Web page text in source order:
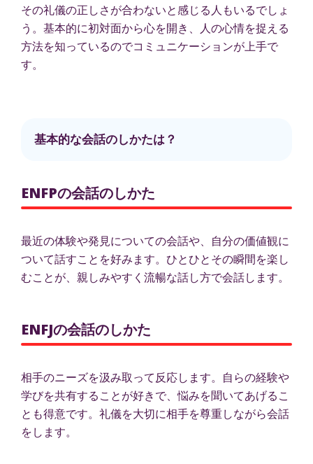
その礼儀の正しさが合わないと感じる人もいるでしょ
う。基本的に初対面から心を開き、人の心情を捉える
方法を知っているのでコミュニケーションが上手で
す。
基本的な会話のしかたは？
ENFPの会話のしかた
最近の体験や発見についての会話や、自分の価値観に
ついて話すことを好みます。ひとひとその瞬間を楽し
むことが、親しみやすく流暢な話し方で会話します。
ENFJの会話のしかた
相手のニーズを汲み取って反応します。自らの経験や
学びを共有することが好きで、悩みを聞いてあげるこ
とも得意です。礼儀を大切に相手を尊重しながら会話
をします。